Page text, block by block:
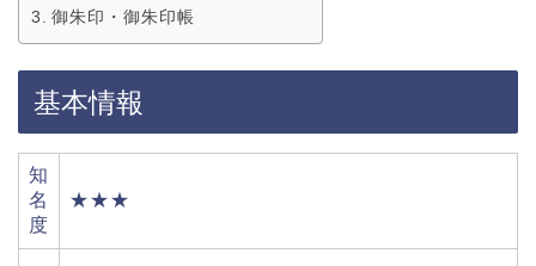
御朱印・御朱印帳
基本情報
知
名
度
★★★